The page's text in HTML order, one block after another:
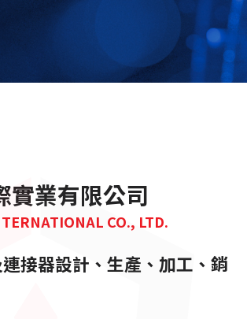
實業有限公司
CO., LTD.
接器設計、生產、加工、銷